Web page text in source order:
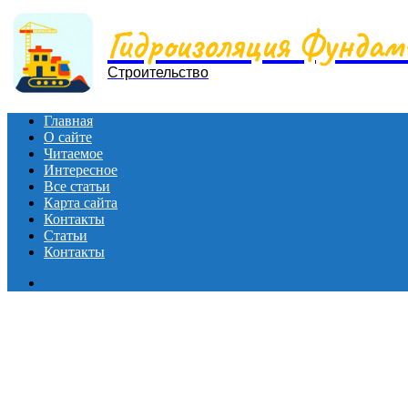
Menu
Гидроизоляция
Строительство
Главная
О сайте
Читаемое
Интересное
Все статьи
Карта сайта
Контакты
Статьи
Контакты